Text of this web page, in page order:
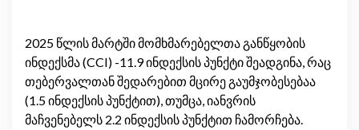
2025 წლის მარტში მომხმარებელთა განწყობის
ინდექსმა (CCI) -11.9 ინდექსის პუნქტი შეადგინა, რაც
თებერვალთან შედარებით მცირე გაუმჯობესებაა
(1.5 ინდექსის პუნქტით), თუმცა, იანვრის
მაჩვენებელს 2.2 ინდექსის პუნქტით ჩამორჩება.